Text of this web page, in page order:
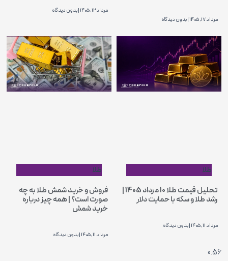
مرداد 17, 1405 بدون دیدگاه
مرداد 12, 1405 بدون دیدگاه
طلا
تحلیل قیمت طلا 10 مرداد 1405 |
رشد طلا و سکه با حمایت دلار
مرداد 11, 1405 بدون دیدگاه
طلا
فروش و خرید شمش طلا به چه
صورت است؟ | همه چیز درباره
خرید شمش
مرداد 11, 1405 بدون دیدگاه